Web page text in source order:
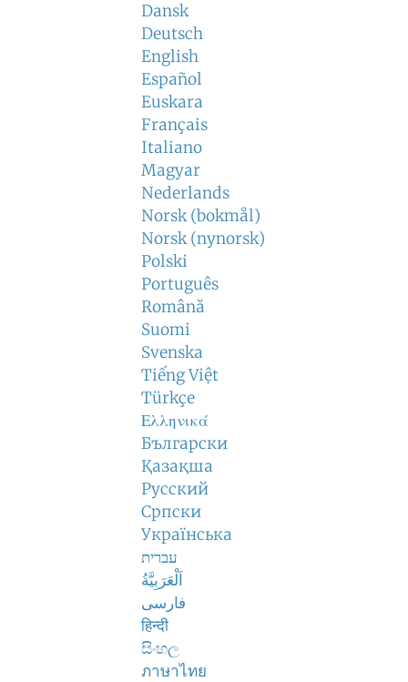
Dansk
Deutsch
English
Español
Euskara
Français
Italiano
Magyar
Nederlands
Norsk (bokmål)
Norsk (nynorsk)
Polski
Português
Română
Suomi
Svenska
Tiếng Việt
Türkçe
Ελληνικά
Български
Қазақша
Русский
Српски
Українська
עברית
اَلْعَرَبِيَّةُ
فارسی
हिन्दी
සිංහල
ภาษาไทย